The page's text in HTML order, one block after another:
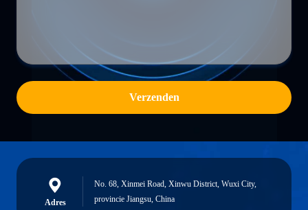
Verzenden
Adres
No. 68, Xinmei Road, Xinwu District, Wuxi City,
provincie Jiangsu, China